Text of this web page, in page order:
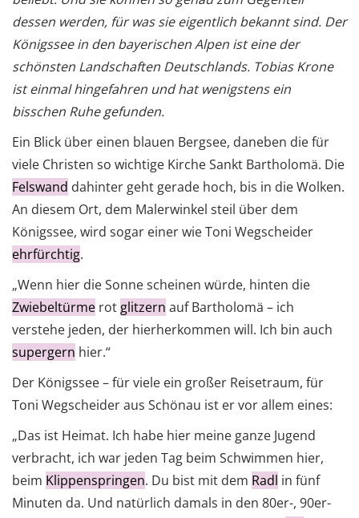
dessen werden, für was sie eigentlich bekannt sind. Der
Königssee in den bayerischen Alpen ist eine der
schönsten Landschaften Deutschlands. Tobias Krone
ist einmal hingefahren und hat wenigstens ein
bisschen Ruhe gefunden.
Ein Blick über einen blauen Bergsee, daneben die für
viele Christen so wichtige Kirche Sankt Bartholomä. Die
Felswand dahinter geht gerade hoch, bis in die Wolken.
An diesem Ort, dem Malerwinkel steil über dem
Königssee, wird sogar einer wie Toni Wegscheider
ehrfürchtig.
„Wenn hier die Sonne scheinen würde, hinten die
Zwiebeltürme rot glitzern auf Bartholomä – ich
verstehe jeden, der hierherkommen will. Ich bin auch
supergern hier.“
Der Königssee – für viele ein großer Reisetraum, für
Toni Wegscheider aus Schönau ist er vor allem eines:
„Das ist Heimat. Ich habe hier meine ganze Jugend
verbracht, ich war jeden Tag beim Schwimmen hier,
beim Klippenspringen. Du bist mit dem Radl in fünf
Minuten da. Und natürlich damals in den 80er-, 90er-